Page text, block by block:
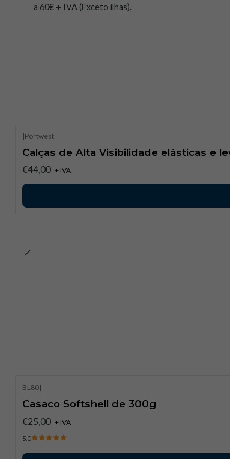
a 60€ + IVA (Exceto ilhas).
|Portwest
Calças de Alta Visibilidade elásticas e
€44,00 + IVA
BL80|
Casaco Softshell de 300g
€25,00 + IVA
5.0